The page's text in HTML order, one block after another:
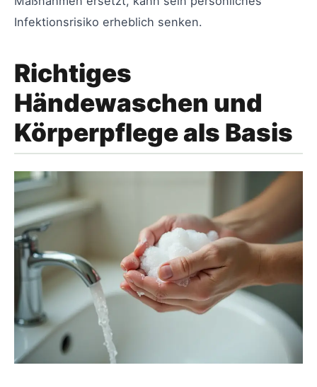
Infektionsrisiko erheblich senken.
Richtiges
Händewaschen und
Körperpflege als Basis